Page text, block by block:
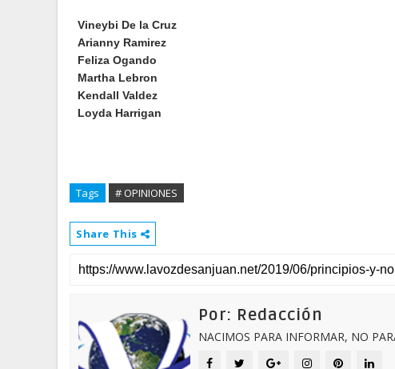
Vineybi De la Cruz
Arianny Ramirez
Feliza Ogando
Martha Lebron
Kendall Valdez
Loyda Harrigan
Tags # OPINIONES
Share This
Por: Redacción
NACIMOS PARA INFORMAR, NO